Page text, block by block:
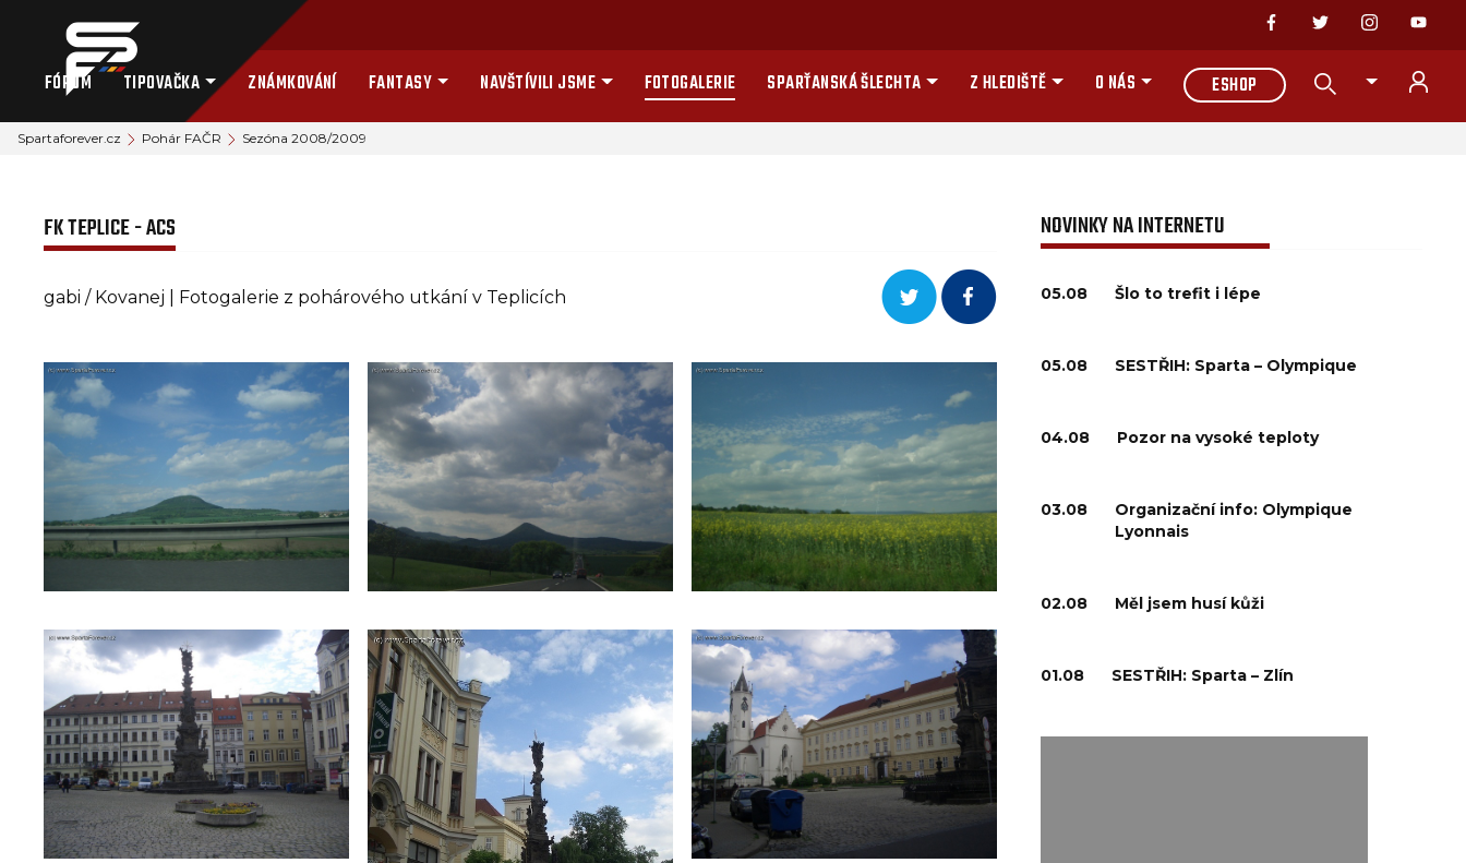
FÓRUM TIPOVAČKA ZNÁMKOVÁNÍ FANTASY NAVŠTÍVILI JSME FOTOGALERIE SPARŤANSKÁ ŠLECHTA Z HLEDIŠTĚ O NÁS ESHOP
Spartaforever.cz Pohár FAČR Sezóna 2008/2009
FK TEPLICE - ACS
gabi / Kovanej | Fotogalerie z pohárového utkání v Teplicích
NOVINKY NA INTERNETU
05.08 Šlo to trefit i lépe
05.08 SESTŘIH: Sparta – Olympique
04.08 Pozor na vysoké teploty
03.08
Organizační info: Olympique
Lyonnais
02.08 Měl jsem husí kůži
01.08 SESTŘIH: Sparta – Zlín